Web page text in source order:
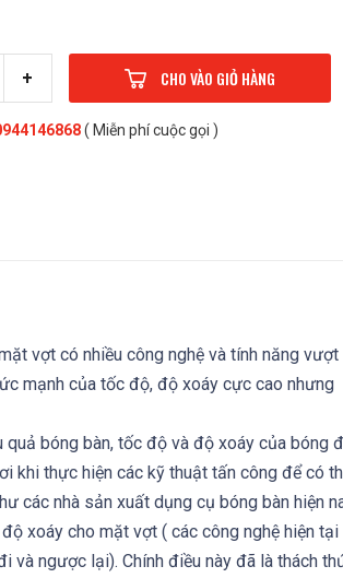
+ CHO VÀO GIỎ HÀNG
( Miễn phí cuộc gọi )
vợt có nhiều công nghệ và tính năng vượt
mạnh của tốc độ, độ xoáy cực cao nhưng
bóng bàn, tốc độ và độ xoáy của bóng
khi thực hiện các kỹ thuật tấn công để có
các nhà sản xuất dụng cụ bóng bàn hiện
xoáy cho mặt vợt ( các công nghệ hiện tại
ngược lại). Chính điều này đã là thách